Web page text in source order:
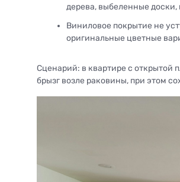
дерева, выбеленные
Виниловое покрытие не
оригинальные цветные
Сценарий: в квартире с открытой
брызг возле раковины, при этом